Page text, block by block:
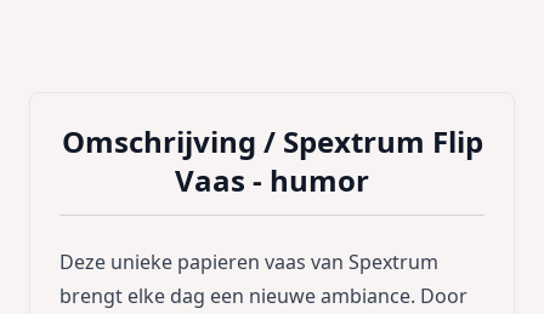
Omschrijving / Spextrum Flip
Vaas - humor
Deze unieke papieren vaas van Spextrum
brengt elke dag een nieuwe ambiance. Door